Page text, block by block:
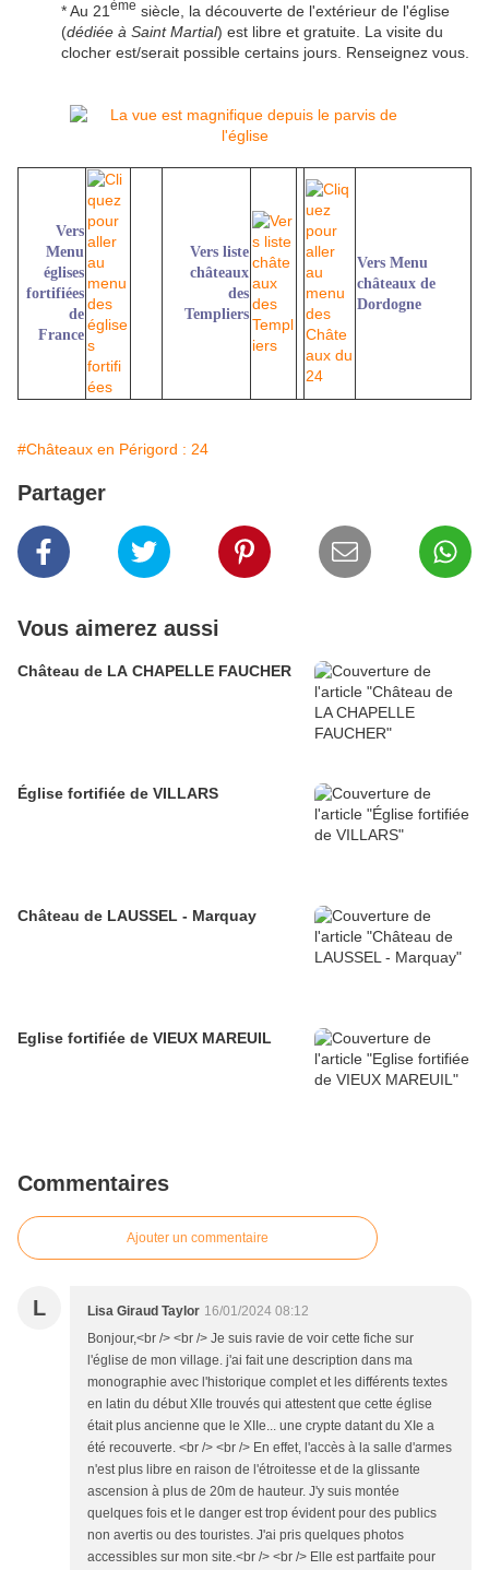
* Au 21 ème siècle, la découverte de l'extérieur de l'église
(dédiée à Saint Martial) est libre et gratuite. La visite du
clocher est/serait possible certains jours. Renseignez vous.
Vers
Menu
églises
fortifiées
de
France
Vers liste
châteaux
des
Templiers
Vers Menu
châteaux de
Dordogne
#Châteaux en Périgord : 24
Partager
Vous aimerez aussi
Château de LA CHAPELLE FAUCHER
Église fortifiée de VILLARS
Château de LAUSSEL - Marquay
Eglise fortifiée de VIEUX MAREUIL
Commentaires
Ajouter un commentaire
L Lisa Giraud Taylor 16/01/2024 08:12
Bonjour,<br /> <br /> Je suis ravie de voir cette fiche sur
l'église de mon village. j'ai fait une description dans ma
monographie avec l'historique complet et les différents textes
en latin du début XIIe trouvés qui attestent que cette église
était plus ancienne que le XIIe... une crypte datant du XIe a
été recouverte. <br /> <br /> En effet, l'accès à la salle d'armes
n'est plus libre en raison de l'étroitesse et de la glissante
ascension à plus de 20m de hauteur. J'y suis montée
quelques fois et le danger est trop évident pour des publics
non avertis ou des touristes. J'ai pris quelques photos
accessibles sur mon site.<br /> <br /> Elle est partfaite pour